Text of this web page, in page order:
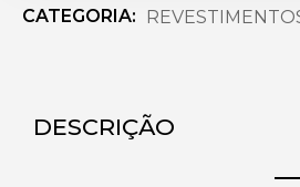
CATEGORIA:
DESCRIÇÃO